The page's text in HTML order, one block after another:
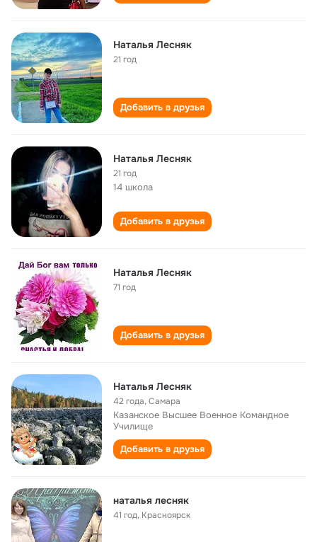
Наталья Лесняк
21 год
Добавить в друзья
Наталья Лесняк
21 год
14 школа
Добавить в друзья
Наталья Лесняк
71 год
Добавить в друзья
Наталья Лесняк
42 года,Самара
Казанское Высшее Военное Командное
Училище
Добавить в друзья
наталья лесняк
41 год, Красноярск